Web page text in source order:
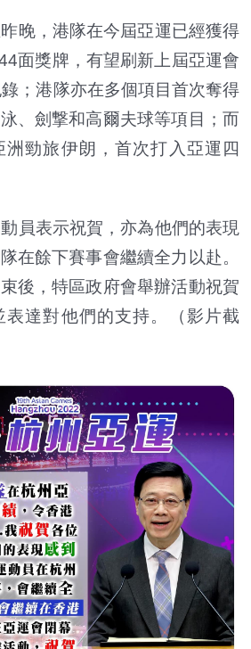
晚，港隊在今屆亞運已經獲得
面獎牌，有望刷新上屆亞運會
；港隊亦在多個項目首次奪得
、劍撃和高爾夫球等項目；而
洲勁旅伊朗，首次打入亞運四
員表示祝賀，亦為他們的表現
在餘下賽事會繼續全力以赴。
後，特區政府會舉辦活動祝賀
表達對他們的支持。（影片截